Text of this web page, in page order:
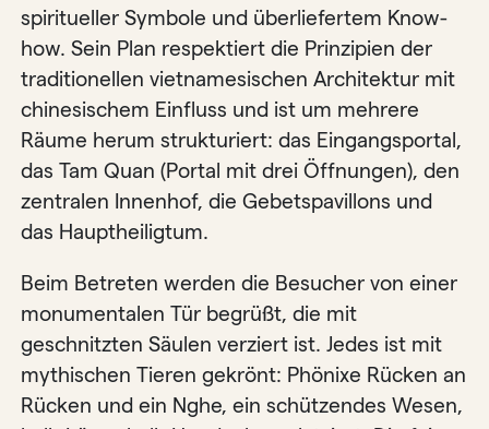
spiritueller Symbole und überliefertem Know-
how. Sein Plan respektiert die Prinzipien der
traditionellen vietnamesischen Architektur mit
chinesischem Einfluss und ist um mehrere
Räume herum strukturiert: das Eingangsportal,
das Tam Quan (Portal mit drei Öffnungen), den
zentralen Innenhof, die Gebetspavillons und
das Hauptheiligtum.
Beim Betreten werden die Besucher von einer
monumentalen Tür begrüßt, die mit
geschnitzten Säulen verziert ist. Jedes ist mit
mythischen Tieren gekrönt: Phönixe Rücken an
Rücken und ein Nghe, ein schützendes Wesen,